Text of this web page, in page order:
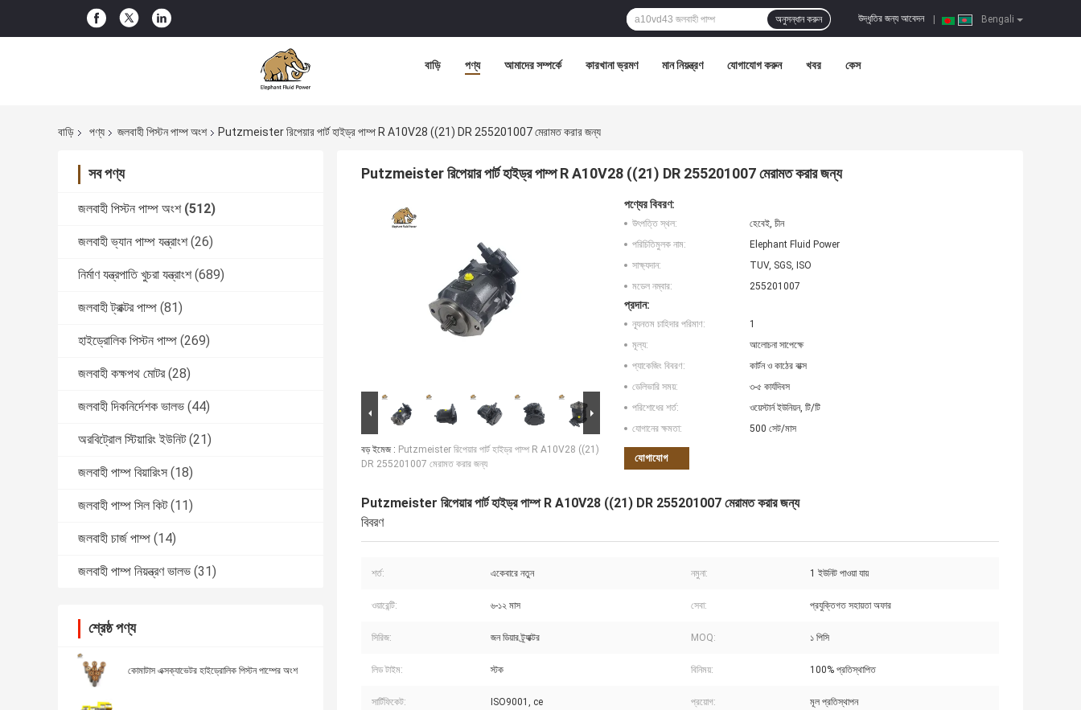
Bengali
উদ্ধৃতির জন্য আবেদন
অনুসন্ধান করুন
বাড়ি পণ্য আমাদের সম্পর্কে কারখানা ভ্রমণ মান নিয়ন্ত্রণ যোগাযোগ করুন খবর কেস
বাড়ি পণ্য জলবাহী পিস্টন পাম্প অংশ Putzmeister রিপেয়ার পার্ট হাইড্র পাম্প R A10V28 ((21) DR 255201007 মেরামত করার জন্য
সব পণ্য
জলবাহী পিস্টন পাম্প অংশ (512)
জলবাহী ভ্যান পাম্প যন্ত্রাংশ (26)
নির্মাণ যন্ত্রপাতি খুচরা যন্ত্রাংশ (689)
জলবাহী ট্রাক্টর পাম্প (81)
হাইড্রোলিক পিস্টন পাম্প (269)
জলবাহী কক্ষপথ মোটর (28)
জলবাহী দিকনির্দেশক ভালভ (44)
অরবিট্রোল স্টিয়ারিং ইউনিট (21)
জলবাহী পাম্প বিয়ারিংস (18)
জলবাহী পাম্প সিল কিট (11)
জলবাহী চার্জ পাম্প (14)
জলবাহী পাম্প নিয়ন্ত্রণ ভালভ (31)
শ্রেষ্ঠ পণ্য
কোমাটাস এক্সক্যাভেটর হাইড্রোলিক পিস্টন পাম্পের অংশ
Putzmeister রিপেয়ার পার্ট হাইড্র পাম্প R A10V28 ((21) DR 255201007 মেরামত করার জন্য
বড় ইমেজ : Putzmeister রিপেয়ার পার্ট হাইড্র পাম্প R A10V28 ((21)
DR 255201007 মেরামত করার জন্য
পণ্যের বিবরণ:
উৎপত্তি স্থল:
হেবেই, চীন
পরিচিতিমুলক নাম:
Elephant Fluid Power
সাক্ষ্যদান:
TUV, SGS, ISO
মডেল নম্বার:
255201007
প্রদান:
ন্যূনতম চাহিদার পরিমাণ:
1
মূল্য:
আলোচনা সাপেক্ষে
প্যাকেজিং বিবরণ:
কার্টন ও কাঠের বাক্স
ডেলিভারি সময়:
৩-৫ কার্যদিবস
পরিশোধের শর্ত:
ওয়েস্টার্ন ইউনিয়ন, টি/টি
যোগানের ক্ষমতা:
500 সেট/মাস
যোগাযোগ
Putzmeister রিপেয়ার পার্ট হাইড্র পাম্প R A10V28 ((21) DR 255201007 মেরামত করার জন্য
বিবরণ
শর্ত: একেবারে নতুন নমুনা: 1 ইউনিট পাওয়া যায়
ওয়ারেন্টি: ৬-১২ মাস সেবা: প্রযুক্তিগত সহায়তা অফার
সিরিজ: জন ডিয়ার ট্র্যাক্টর MOQ: ১ পিসি
লিড টাইম: স্টক বিনিময়: 100% প্রতিস্থাপিত
সার্টিফিকেট: ISO9001, ce প্রয়োগ: মূল প্রতিস্থাপন